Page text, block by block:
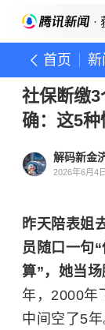
·
首页 新
社保断缴3
确：这5
解码新金
2026年6月4
昨天陪表姐
员随口一句
算”，她当场
年，2000年
中间空了5